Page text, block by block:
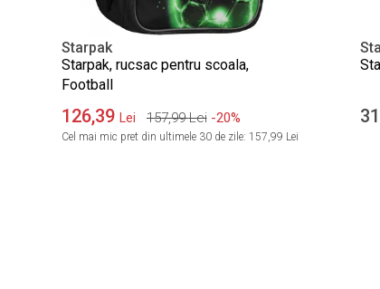
Starpak
Starpak, rucsac pentru scoala,
Football
126,39 Lei 157,99 Lei -20%
Cel mai mic pret din ultimele 30 de zile: 157,99 Lei